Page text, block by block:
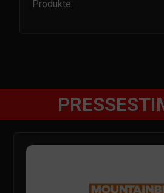
Produkte.